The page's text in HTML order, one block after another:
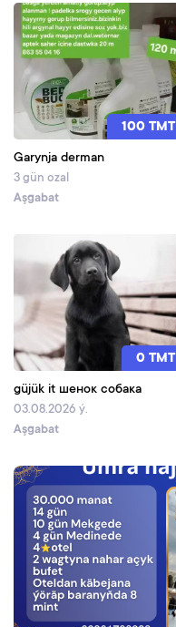
100 TMT
Garynja derman
3 gün ozal
Aşgabat
0 TMT
güjük it шенок собака
03.08.2026 ý.
Aşgabat